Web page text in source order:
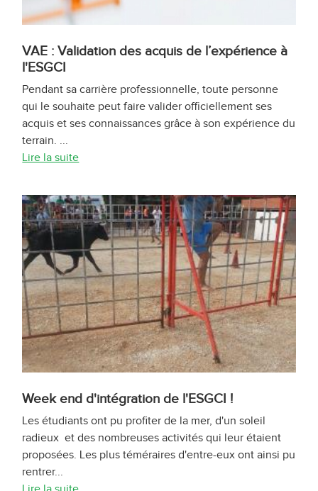
VAE : Validation des acquis de l’expérience à
l'ESGCI
Pendant sa carrière professionnelle, toute personne
qui le souhaite peut faire valider officiellement ses
acquis et ses connaissances grâce à son expérience du
terrain. ...
Lire la suite
Week end d'intégration de l'ESGCI !
Les étudiants ont pu profiter de la mer, d'un soleil
radieux et des nombreuses activités qui leur étaient
proposées. Les plus téméraires d'entre-eux ont ainsi pu
rentrer...